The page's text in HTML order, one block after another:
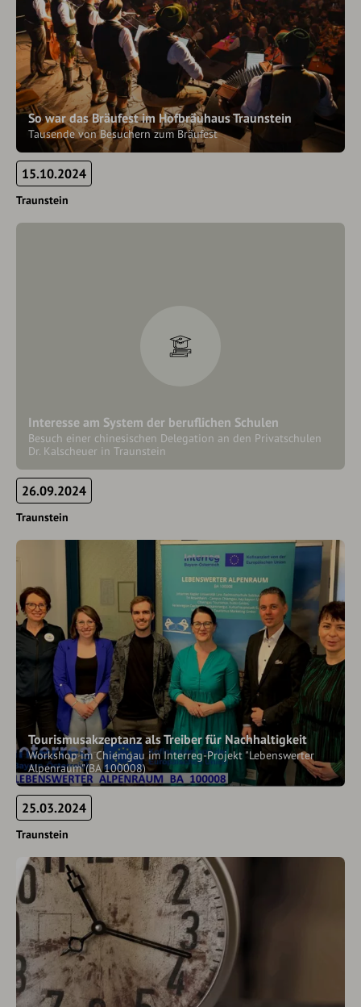
So war das Bräufest im Hofbräuhaus Traunstein
Tausende von Besuchern zum Bräufest
15.10.2024
Traunstein
Interesse am System der beruflichen Schulen
Besuch einer chinesischen Delegation an den Privatschulen
Dr. Kalscheuer in Traunstein
26.09.2024
Traunstein
Tourismusakzeptanz als Treiber für Nachhaltigkeit
Workshop im Chiemgau im Interreg-Projekt "Lebenswerter
Alpenraum"(BA 100008)
25.03.2024
Traunstein